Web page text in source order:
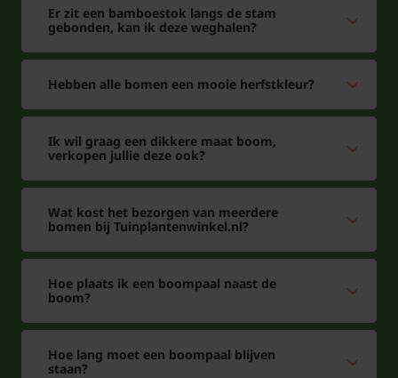
Cotinus coggygria 'Royal Purple' als boomvorm zo'n
3 - 5 meter hoog. Hij is daarmee prima geschikt voor
kleine tuinen.
Bomen van tuinplantenwinkel.nl kunt u jaarrond
planten. Dit kan omdat we al onze bomen in pot
leveren. Aanplanten in de herfst, winter, lente én
aangroeigarantie!
Er zit een bamboestok langs de stam
gebonden, kan ik deze weghalen?
Hebben alle bomen een mooie herfstkleur?
Ik wil graag een dikkere maat boom,
verkopen jullie deze ook?
Wat kost het bezorgen van meerdere
bomen bij Tuinplantenwinkel.nl?
Hoe plaats ik een boompaal naast de
boom?
Hoe lang moet een boompaal blijven
staan?